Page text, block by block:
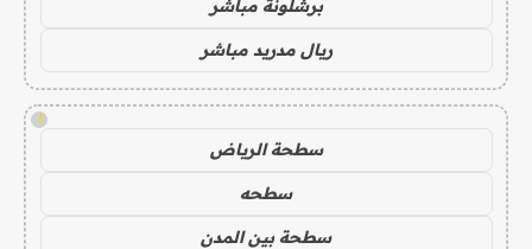
برشلونة مباشر
ريال مدريد مباشر
!
سطحة الرياض
سطحه
سطحة بين المدن